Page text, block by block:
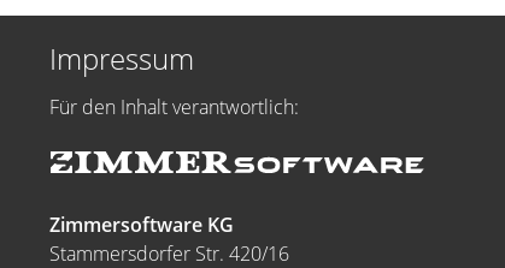
Impressum
Für den Inhalt verantwortlich:
Zimmersoftware KG
Stammersdorfer Str. 420/16